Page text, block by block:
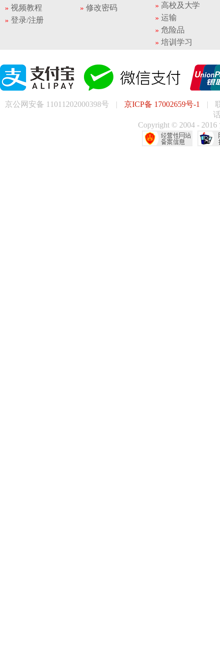
视频教程
登录/注册
修改密码
高校及大学
运输
危险品
培训学习
京公网安备 11011202000398号 | 京ICP备 17002659号-1 |
Copyright © 2004 -